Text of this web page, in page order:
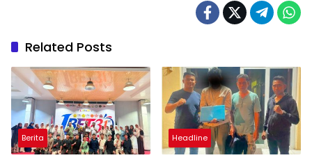
Related Posts
Berita Headline